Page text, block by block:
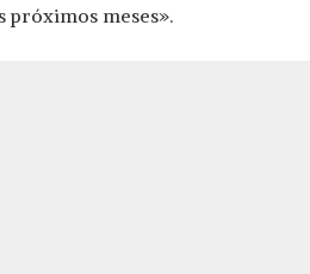
próximos meses».